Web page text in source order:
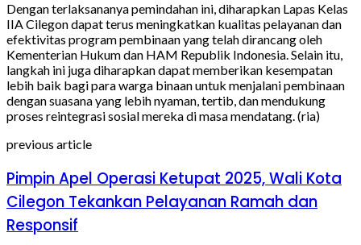
Dengan terlaksananya pemindahan ini, diharapkan Lapas Kelas
IIA Cilegon dapat terus meningkatkan kualitas pelayanan dan
efektivitas program pembinaan yang telah dirancang oleh
Kementerian Hukum dan HAM Republik Indonesia. Selain itu,
langkah ini juga diharapkan dapat memberikan kesempatan
lebih baik bagi para warga binaan untuk menjalani pembinaan
dengan suasana yang lebih nyaman, tertib, dan mendukung
proses reintegrasi sosial mereka di masa mendatang. (ria)
previous article
Pimpin Apel Operasi Ketupat 2025, Wali Kota
Cilegon Tekankan Pelayanan Ramah dan
Responsif